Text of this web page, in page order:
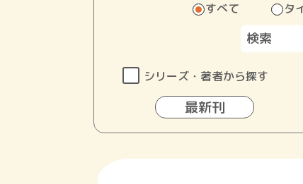
すべて タ
シリーズ・著者から探す
最新刊